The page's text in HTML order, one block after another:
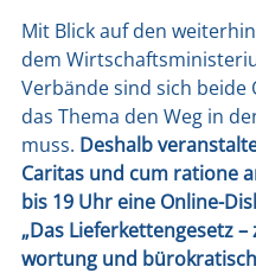
Mit Blick auf den
dem
Ver­bän­de sind sich bei­de
das The­ma den Weg in
muss. Des­halb
Cari­tas und cum ratio­ne
bis 19 Uhr eine Online-
„Das Lie­fer­ket­ten­ge­setz
wor­tung und